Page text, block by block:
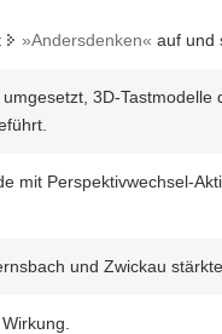
»Andersdenken« auf und
3D-
mit Perspektivwechsel-
und Zwickau